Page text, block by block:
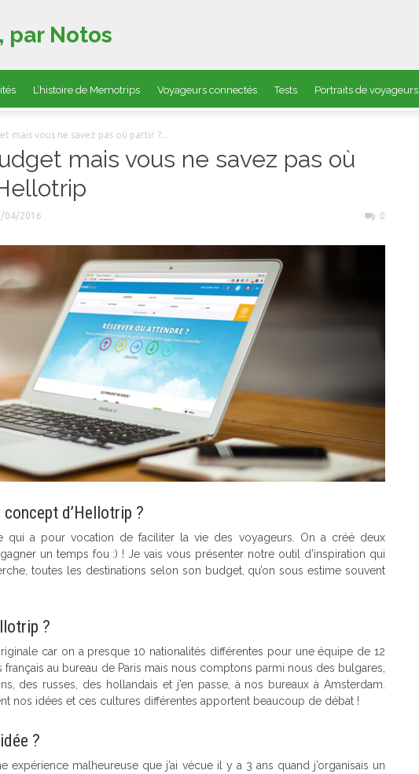
par Notos
L’histoire de Memotrips Voyageurs connectés Tests Portraits de voyageurs
mais vous ne savez pas où partir ?...
mais vous ne savez pas où
04/2016 0
d’Hellotrip ?
qui a pour vocation de faciliter la vie des voyageurs. On a créé deux
un temps fou :) ! Je vais vous présenter notre outil d’inspiration qui
toutes les destinations selon son budget, qu’on sous estime souvent
?
car on a presque 10 nationalités différentes pour une équipe de 12
au bureau de Paris mais nous comptons parmi nous des bulgares,
des russes, des hollandais et j’en passe, à nos bureaux à Amsterdam.
nos idées et ces cultures différentes apportent beaucoup de débat !
?
expérience malheureuse que j’ai vécue il y a 3 ans quand j’organisais un